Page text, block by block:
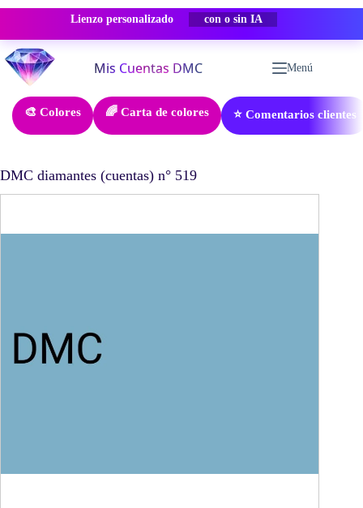
Lienzo personalizado -50% DESCUENTO
Saltar
al
contenido
Menú
🎨 Colores 🌈 Carta de colores ⭐ Comentarios clientes
DMC diamantes (cuentas) n° 519